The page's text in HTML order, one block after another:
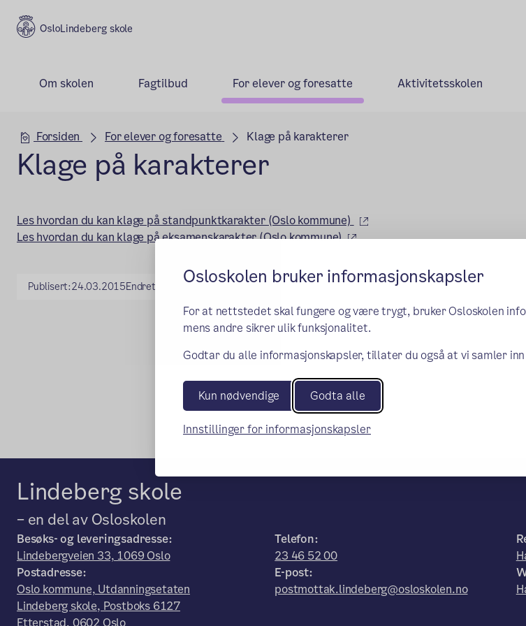
Osloskolen bruker informasjonskapsler
For at nettstedet skal fungere og være trygt, bruker Osloskolen
mens andre sikrer ulik funksjonalitet.
Godtar du alle informasjonskapsler, tillater du også at vi samler
Kun nødvendige Godta alle
Innstillinger for informasjonskapsler
Lindeberg skole
Om skolen Fagtilbud For elever og foresatte Aktivitetsskolen
Hovedseksjon
Forsiden For elever og foresatte Klage på karakterer
Klage på karakterer
Les hvordan du kan klage på standpunktkarakter (Oslo kommune)
(ekstern lenke)
Les hvordan du kan klage på eksamenskarakter (Oslo kommune)
(ekstern lenke)
Publisert:24.03.2015Endret: 13.12.2018
Lindeberg skole
– en del av Osloskolen
Besøks- og leveringsadresse:
Lindebergveien 33, 1069 Oslo
Postadresse:
Oslo kommune, Utdanningsetaten
Lindeberg skole, Postboks 6127
Telefon:
23 46 52 00
E-post:
postmottak.lindeberg@osloskolen.no